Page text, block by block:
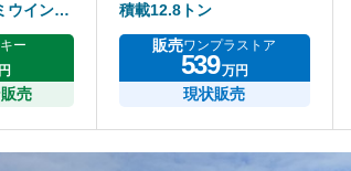
ウイング
アサス
スコット
ー
売
積載12.8トン
販売ワンプラストア
539万円
現状販売